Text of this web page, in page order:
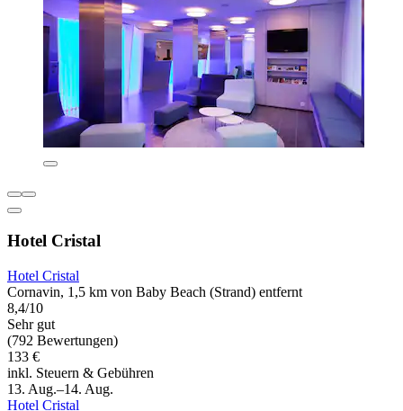
Hotel Cristal
Hotel Cristal
Cornavin, 1,5 km von Baby Beach (Strand) entfernt
8,4/10
Sehr gut
(792 Bewertungen)
133 €
inkl. Steuern & Gebühren
13. Aug.–14. Aug.
Hotel Cristal